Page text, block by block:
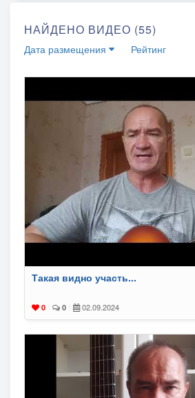
НАЙДЕНО ВИДЕО (55)
Дата размещения Рейтинг
Такая видно участь...
0 0 02.09.2024